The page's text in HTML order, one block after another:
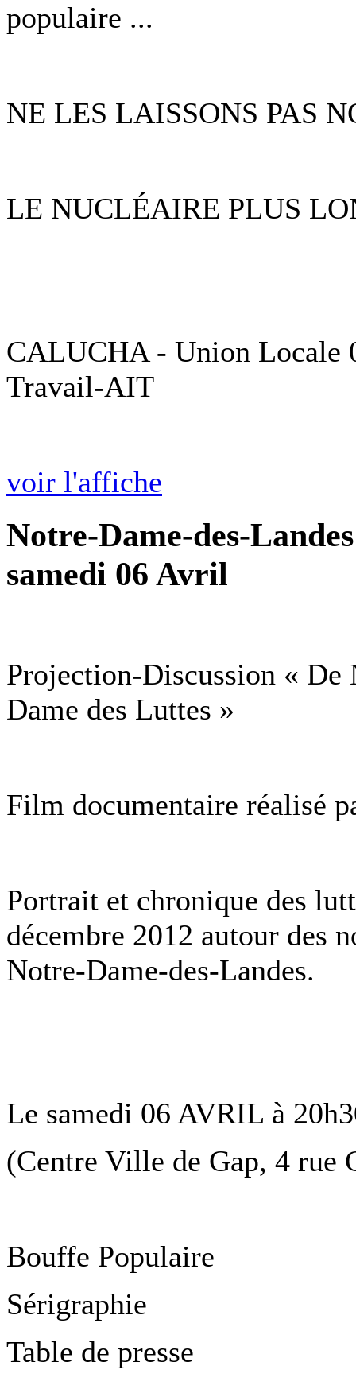
populaire ...
NE LES LAISSONS PAS
LE NUCLÉAIRE PLUS
CALUCHA - Union Locale
Travail-AIT
voir l'affiche
Notre-Dame-des-
samedi 06 Avril
Projection-Discussion « De
Dame des Luttes »
Film documentaire réalisé
Portrait et chronique des
décembre 2012 autour des
Notre-Dame-des-Landes.
Le samedi 06 AVRIL à
(Centre Ville de Gap, 4 rue
Bouffe Populaire
Sérigraphie
Table de presse